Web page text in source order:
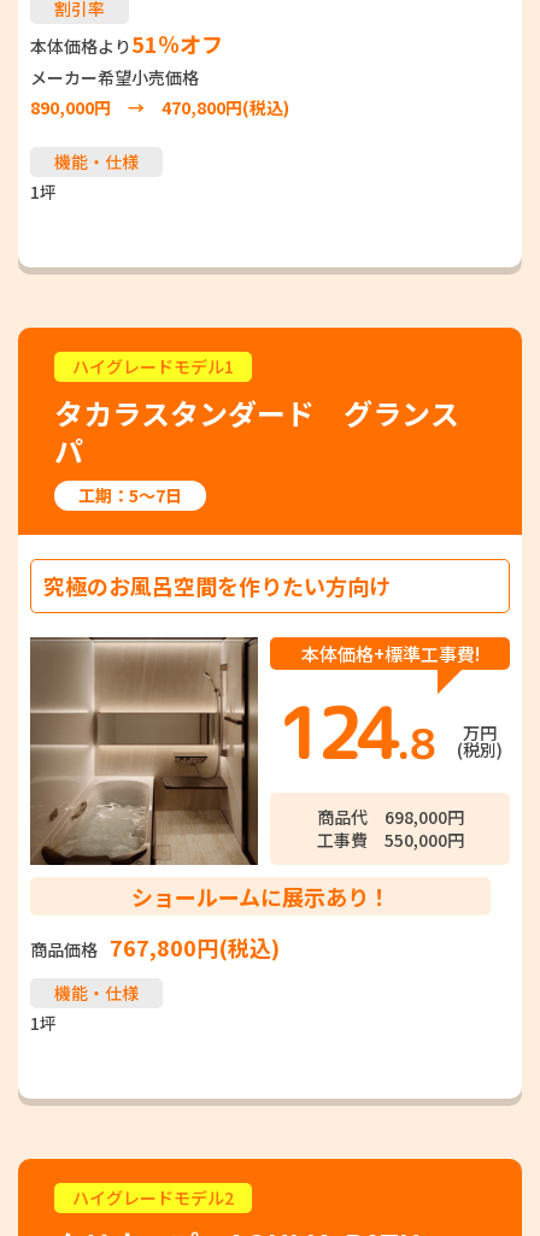
割引率
本体価格より51％オフ
メーカー希望小売価格
890,000円 → 470,800円(税込)
機能・仕様
1坪
ハイグレードモデル1
タカラスタンダード グランス
パ
工期：5～7日
究極のお風呂空間を作りたい方向け
本体価格+標準工事費!
124.8 万円
(税別)
商品代 698,000円
工事費 550,000円
ショールームに展示あり！
商品価格 767,800円(税込)
機能・仕様
1坪
ハイグレードモデル2